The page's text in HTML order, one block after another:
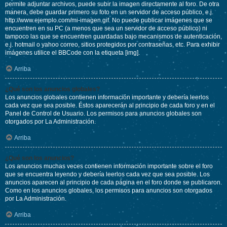
permite adjuntar archivos, puede subir la imagen directamente al foro. De otra
manera, debe guardar primero su foto en un servidor de acceso público, e.j.
http://www.ejemplo.com/mi-imagen.gif. No puede publicar imágenes que se
encuentren en su PC (a menos que sea un servidor de acceso público) ni
tampoco las que se encuentren guardadas bajo mecanismos de autenticación,
e.j. hotmail o yahoo correo, sitios protegidos por contraseñas, etc. Para exhibir
imágenes utilice el BBCode con la etiqueta [img].
Arriba
¿Qué son los anuncios globales?
Los anuncios globales contienen información importante y debería leerlos
cada vez que sea posible. Éstos aparecerán al principio de cada foro y en el
Panel de Control de Usuario. Los permisos para anuncios globales son
otorgados por La Administración.
Arriba
¿Qué son los anuncios?
Los anuncios muchas veces contienen información importante sobre el foro
que se encuentra leyendo y debería leerlos cada vez que sea posible. Los
anuncios aparecen al principio de cada página en el foro donde se publicaron.
Como en los anuncios globales, los permisos para anuncios son otorgados
por La Administración.
Arriba